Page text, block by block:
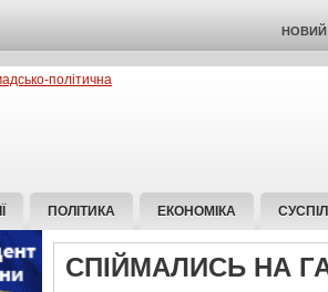
НОВИЙ
ПОЛІТИКА ЕКОНОМІКА
СПІЙМАЛИСЬ НА